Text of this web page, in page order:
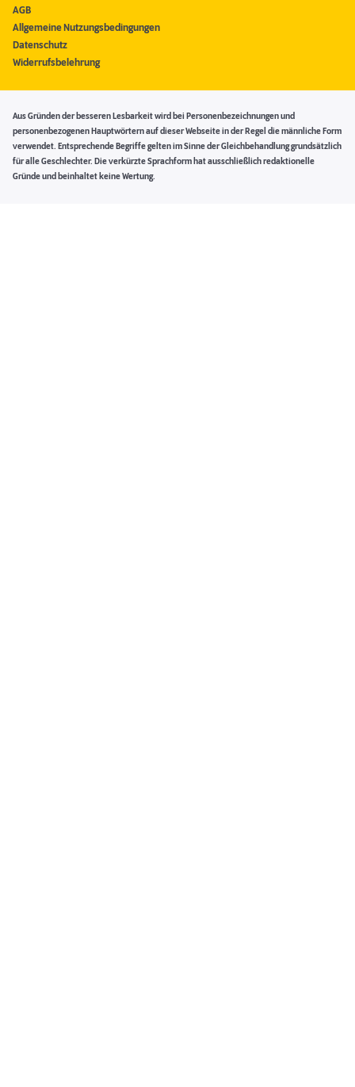
AGB
Allgemeine Nutzungsbedingungen
Datenschutz
Widerrufsbelehrung
Aus Gründen der besseren Lesbarkeit wird bei Personenbezeichnungen und
personenbezogenen Hauptwörtern auf dieser Webseite in der Regel die männliche Form
verwendet. Entsprechende Begriffe gelten im Sinne der Gleichbehandlung grundsätzlich
für alle Geschlechter. Die verkürzte Sprachform hat ausschließlich redaktionelle
Gründe und beinhaltet keine Wertung.